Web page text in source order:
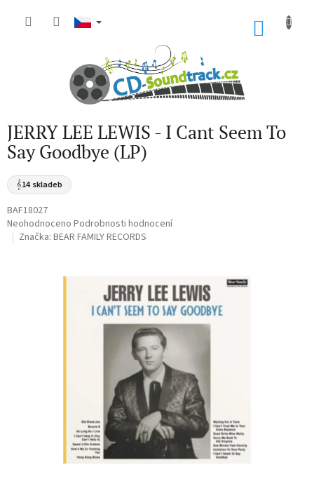
JERRY LEE LEWIS - I Cant Seem To
Say Goodbye (LP)
𝄞14 skladeb
BAF18027
Průměrné
hodnocení
Neohodnoceno Podrobnosti hodnocení
Značka: BEAR FAMILY RECORDS